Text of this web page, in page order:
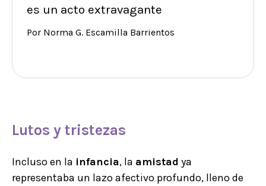
es un acto extravagante
Por Norma G. Escamilla Barrientos
Lutos y tristezas
Incluso en la infancia, la amistad ya
representaba un lazo afectivo profundo, lleno de